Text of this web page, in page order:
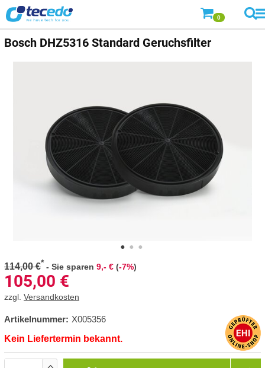
0
Bosch DHZ5316 Standard Geruchsfilter
114,00 €* - Sie sparen 9,- € (-7%)
105,00 €
zzgl. Versandkosten
Artikelnummer: X005356
Kein Liefertermin bekannt.